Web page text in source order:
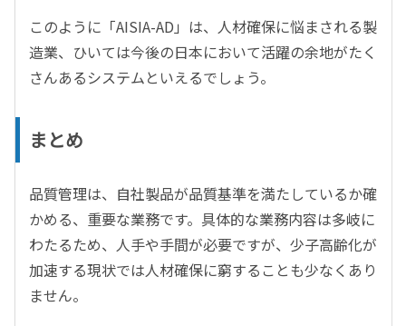
このように「AISIA-AD」は、人材確保に悩まされる製
造業、ひいては今後の日本において活躍の余地がたく
さんあるシステムといえるでしょう。
まとめ
品質管理は、自社製品が品質基準を満たしているか確
かめる、重要な業務です。具体的な業務内容は多岐に
わたるため、人手や手間が必要ですが、少子高齢化が
加速する現状では人材確保に窮することも少なくあり
ません。